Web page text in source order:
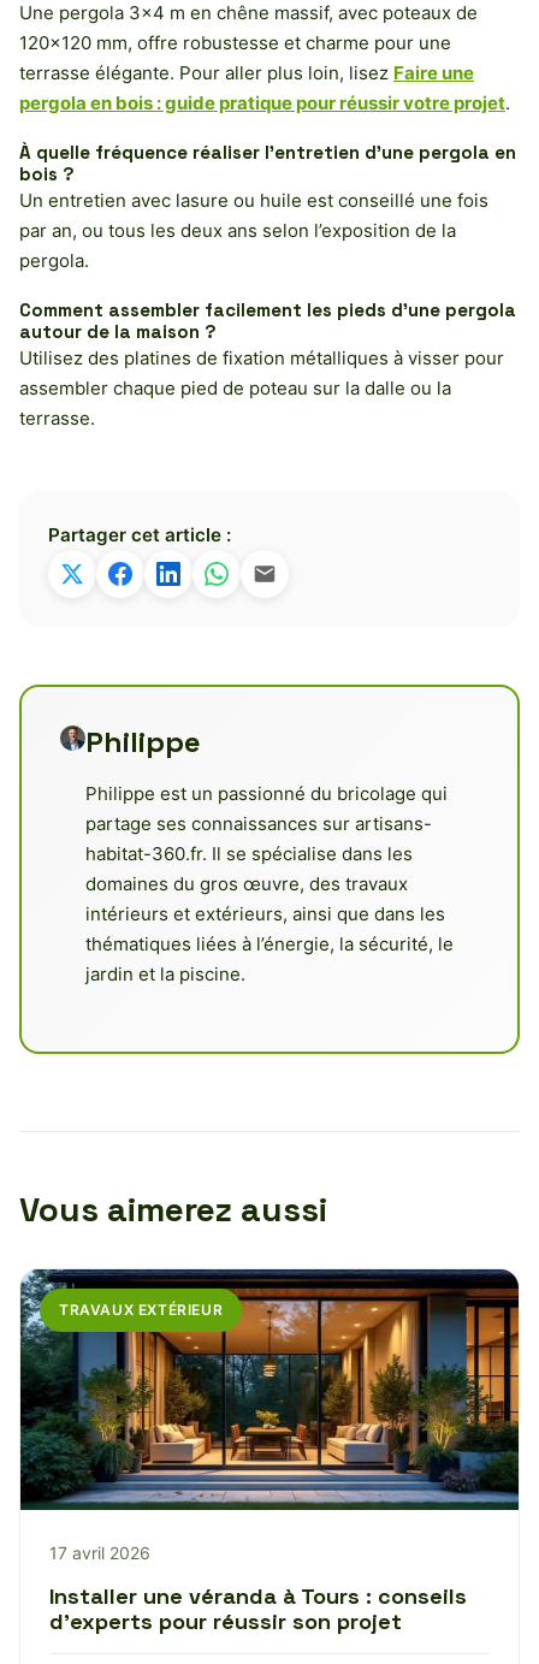
Une pergola 3×4 m en chêne massif, avec poteaux de
120×120 mm, offre robustesse et charme pour une
terrasse élégante. Pour aller plus loin, lisez Faire une
pergola en bois : guide pratique pour réussir votre projet.
À quelle fréquence réaliser l’entretien d’une pergola en
bois ?
Un entretien avec lasure ou huile est conseillé une fois
par an, ou tous les deux ans selon l’exposition de la
pergola.
Comment assembler facilement les pieds d’une pergola
autour de la maison ?
Utilisez des platines de fixation métalliques à visser pour
assembler chaque pied de poteau sur la dalle ou la
terrasse.
Partager cet article :
Philippe
Philippe est un passionné du bricolage qui
partage ses connaissances sur artisans-
habitat-360.fr. Il se spécialise dans les
domaines du gros œuvre, des travaux
intérieurs et extérieurs, ainsi que dans les
thématiques liées à l’énergie, la sécurité, le
jardin et la piscine.
Vous aimerez aussi
TRAVAUX EXTÉRIEUR
17 avril 2026
Installer une véranda à Tours : conseils
d’experts pour réussir son projet